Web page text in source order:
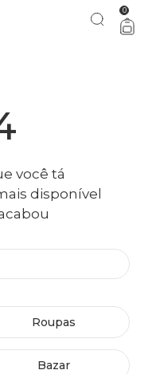
com a gente aproveita! 0
você tá
disponível
Roupas
Bazar